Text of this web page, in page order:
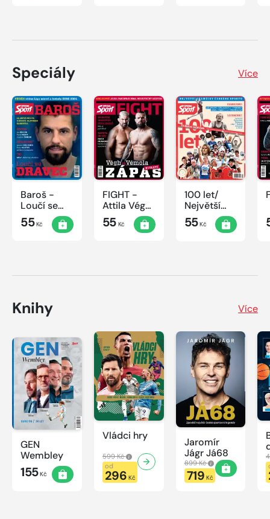
Speciály Více
Baroš -
Loučí se
dravec
55Kč
FIGHT -
Attila Végh
vs. Karlos
Vémola
55Kč
100 let/
Největší
okamžiky
českého
55Kč
Knihy Více
GEN
Wembley
155Kč
Vládci hry
599 Kč
od
296 Kč
Jaromír
Jágr Já68
899 Kč
719 Kč